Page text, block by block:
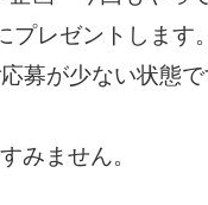
プレゼントします。
募が少ない状態
みません。